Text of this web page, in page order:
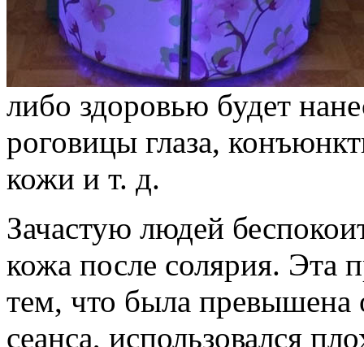
либо здоровью будет
роговицы глаза,
кожи и т. д.
Зачастую людей
кожа после солярия. Эта
тем, что была превышена
сеанса, использовался